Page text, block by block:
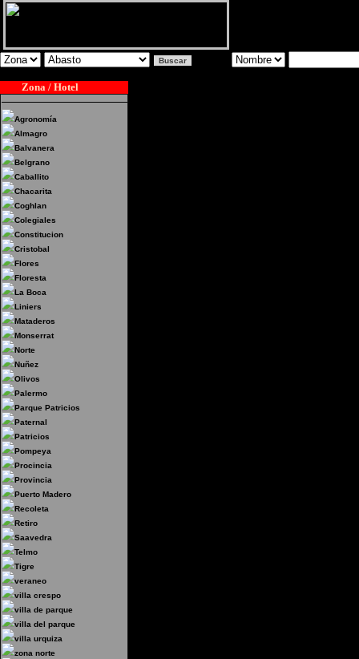
Zona / Hotel
Agronomía
Almagro
Balvanera
Belgrano
Caballito
Chacarita
Coghlan
Colegiales
Constitucion
Cristobal
Flores
Floresta
La Boca
Liniers
Mataderos
Monserrat
Norte
Nuñez
Olivos
Palermo
Parque Patricios
Paternal
Patricios
Pompeya
Procincia
Provincia
Puerto Madero
Recoleta
Retiro
Saavedra
Telmo
Tigre
veraneo
villa crespo
villa de parque
villa del parque
villa urquiza
zona norte